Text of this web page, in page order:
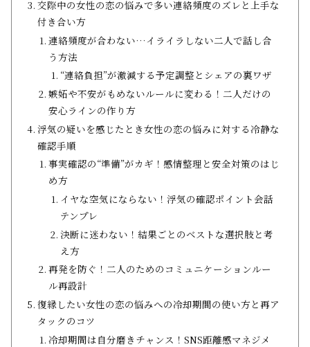
交際中の女性の恋の悩みで多い連絡頻度のズレと上手な
付き合い方
連絡頻度が合わない…イライラしない二人で話し合
う方法
“連絡負担”が激減する予定調整とシェアの裏ワザ
嫉妬や不安がもめないルールに変わる！二人だけの
安心ラインの作り方
浮気の疑いを感じたとき女性の恋の悩みに対する冷静な
確認手順
事実確認の“準備”がカギ！感情整理と安全対策のはじ
め方
イヤな空気にならない！浮気の確認ポイント会話
テンプレ
決断に迷わない！結果ごとのベストな選択肢と考
え方
再発を防ぐ！二人のためのコミュニケーションルー
ル再設計
復縁したい女性の恋の悩みへの冷却期間の使い方と再ア
タックのコツ
冷却期間は自分磨きチャンス！SNS距離感マネジメ